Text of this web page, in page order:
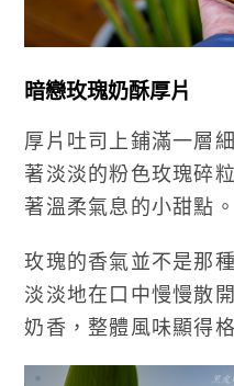
暗戀玫瑰奶酥厚片
厚片吐司上鋪滿一層
著淡淡的粉色玫瑰碎
著溫柔氣息的小甜點。
玫瑰的香氣並不是那
淡淡地在口中慢慢散
奶香，整體風味顯得